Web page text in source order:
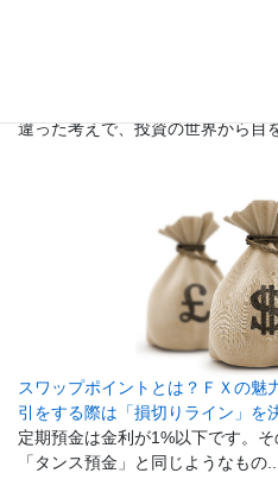
違った考えで、投資の世界から目
スワップポイントとは？ＦＸの魅
引をする際は「損切りライン」を
定期預金は金利が1%以下です。
「タンス預金」と同じようなもの